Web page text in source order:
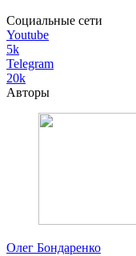
Социальные сети
Youtube
5k
Telegram
20k
Авторы
Олег Бондаренко